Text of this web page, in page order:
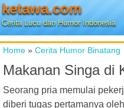
ketawa.com
Cerita Lucu dan Humor Indonesia
Home » Cerita Humor Binatang
Makanan Singa di
Seorang pria memulai
diberi tugas pertamanya